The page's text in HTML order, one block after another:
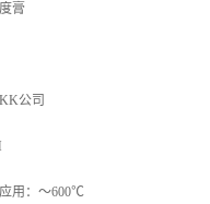
膏
公司
用：～600℃